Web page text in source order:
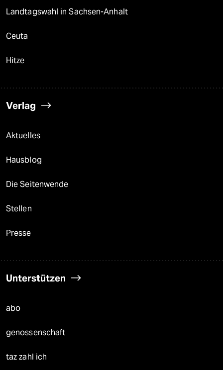
Landtagswahl in Sachsen-Anhalt
Ceuta
Hitze
Verlag
Aktuelles
Hausblog
Die Seitenwende
Stellen
Presse
Unterstützen
abo
genossenschaft
taz zahl ich